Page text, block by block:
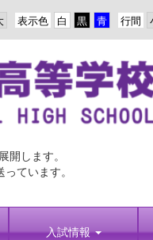
行間
表示色
開します。
ています。
入試情報